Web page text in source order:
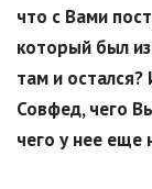
что с Вами
который был
там и
Совфед, чего
чего у нее еще